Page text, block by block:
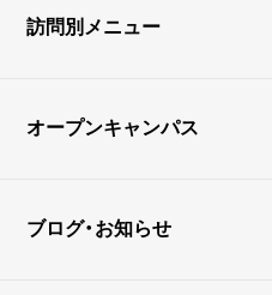
訪問別メニュー
オープンキャンパス
ブログ・お知らせ